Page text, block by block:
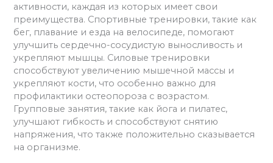
активности, каждая из которых имеет свои
преимущества. Спортивные тренировки, такие как
бег, плавание и езда на велосипеде, помогают
улучшить сердечно-сосудистую выносливость и
укрепляют мышцы. Силовые тренировки
способствуют увеличению мышечной массы и
укрепляют кости, что особенно важно для
профилактики остеопороза с возрастом.
Групповые занятия, такие как йога и пилатес,
улучшают гибкость и способствуют снятию
напряжения, что также положительно сказывается
на организме.